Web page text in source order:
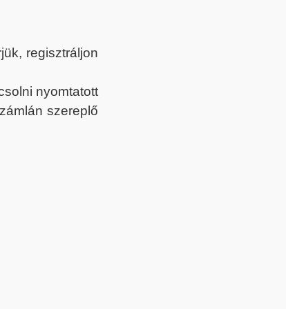
regisztráljon
nyomtatott
szereplő